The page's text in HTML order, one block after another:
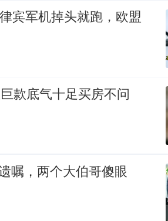
宾军机掉头就跑，欧盟
款底气十足买房不问
嘱，两个大伯哥傻眼